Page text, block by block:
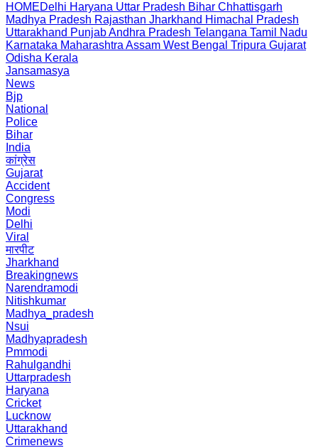
HOMEDelhi Haryana Uttar Pradesh Bihar Chhattisgarh
Madhya Pradesh Rajasthan Jharkhand Himachal Pradesh
Uttarakhand PunjabAndhra Pradesh Telangana Tamil Nadu
Karnataka Maharashtra Assam West Bengal Tripura Gujarat
Odisha Kerala
Jansamasya
News
Bjp
National
Police
Bihar
India
कांग्रेस
Gujarat
Accident
Congress
Modi
Delhi
Viral
मारपीट
Jharkhand
Breakingnews
Narendramodi
Nitishkumar
Madhya_pradesh
Nsui
Madhyapradesh
Pmmodi
Rahulgandhi
Uttarpradesh
Haryana
Cricket
Lucknow
Uttarakhand
Crimenews